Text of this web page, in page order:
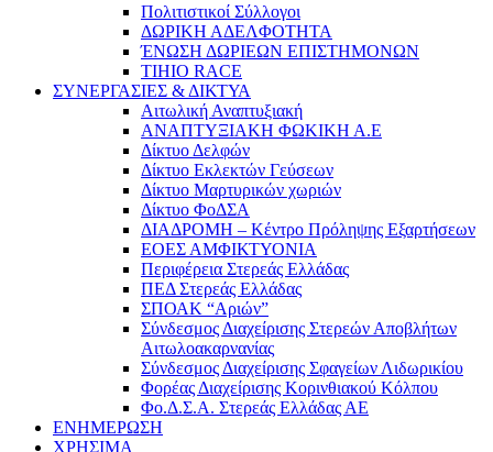
Πολιτιστικοί Σύλλογοι
ΔΩΡΙΚΗ ΑΔΕΛΦΟΤΗΤΑ
ΈΝΩΣΗ ΔΩΡΙΕΩΝ ΕΠΙΣΤΗΜΟΝΩΝ
TIHIO RACE
ΣΥΝΕΡΓΑΣΙΕΣ & ΔΙΚΤΥΑ
Αιτωλική Αναπτυξιακή
ΑΝΑΠΤΥΞΙΑΚΗ ΦΩΚΙΚΗ Α.Ε
Δίκτυο Δελφών
Δίκτυο Εκλεκτών Γεύσεων
Δίκτυο Μαρτυρικών χωριών
Δίκτυο ΦοΔΣΑ
ΔΙΑΔΡΟΜΗ – Κέντρο Πρόληψης Εξαρτήσεων
ΕΟΕΣ ΑΜΦΙΚΤΥΟΝΙΑ
Περιφέρεια Στερεάς Ελλάδας
ΠΕΔ Στερεάς Ελλάδας
ΣΠΟΑΚ “Αριών”
Σύνδεσμος Διαχείρισης Στερεών Αποβλήτων
Αιτωλοακαρνανίας
Σύνδεσμος Διαχείρισης Σφαγείων Λιδωρικίου
Φορέας Διαχείρισης Κορινθιακού Κόλπου
Φο.Δ.Σ.Α. Στερεάς Ελλάδας ΑΕ
ΕΝΗΜΕΡΩΣΗ
ΧΡΗΣΙΜΑ